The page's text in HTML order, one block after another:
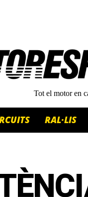
Tot el motor en
RAL·LIS